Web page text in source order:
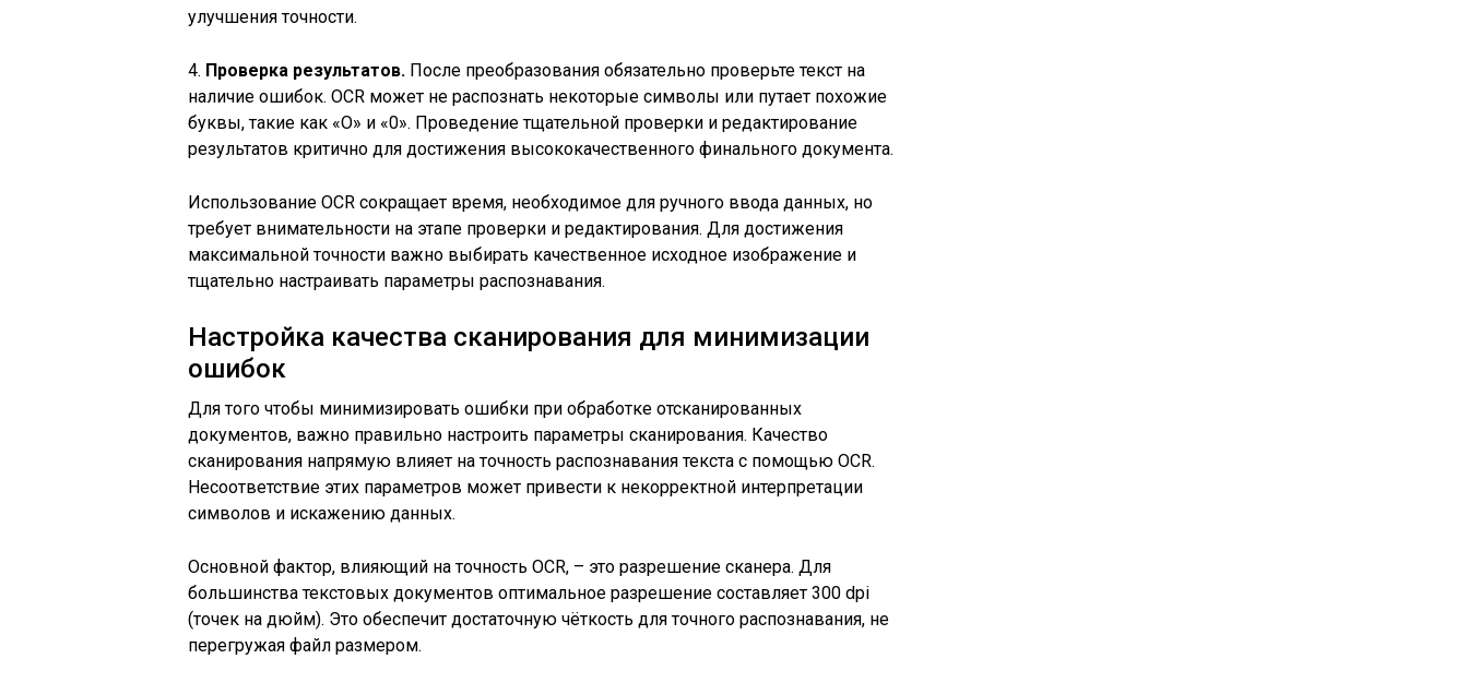
улучшения точности.
4. Проверка результатов. После преобразования обязательно проверьте текст на
наличие ошибок. OCR может не распознать некоторые символы или путает похожие
буквы, такие как «О» и «0». Проведение тщательной проверки и редактирование
результатов критично для достижения высококачественного финального документа.
Использование OCR сокращает время, необходимое для ручного ввода данных, но
требует внимательности на этапе проверки и редактирования. Для достижения
максимальной точности важно выбирать качественное исходное изображение и
тщательно настраивать параметры распознавания.
Настройка качества сканирования для минимизации
ошибок
Для того чтобы минимизировать ошибки при обработке отсканированных
документов, важно правильно настроить параметры сканирования. Качество
сканирования напрямую влияет на точность распознавания текста с помощью OCR.
Несоответствие этих параметров может привести к некорректной интерпретации
символов и искажению данных.
Основной фактор, влияющий на точность OCR, – это разрешение сканера. Для
большинства текстовых документов оптимальное разрешение составляет 300 dpi
(точек на дюйм). Это обеспечит достаточную чёткость для точного распознавания, не
перегружая файл размером.